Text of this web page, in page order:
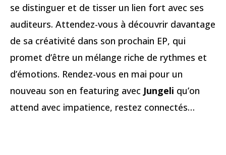
se distinguer et de tisser un lien fort avec ses
auditeurs. Attendez-vous à découvrir davantage
de sa créativité dans son prochain EP, qui
promet d’être un mélange riche de rythmes et
d’émotions. Rendez-vous en mai pour un
nouveau son en featuring avec Jungeli qu’on
attend avec impatience, restez connectés…